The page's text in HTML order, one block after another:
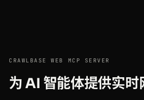
CRAWLBASE WEB MCP SERVER
为 AI 智能体提供实时